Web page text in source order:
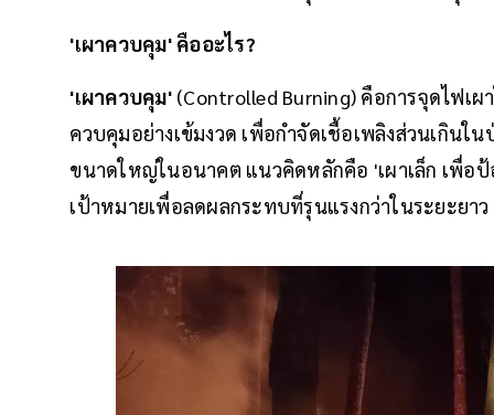
'เผาควบคุม' คืออะไร?
'เผาควบคุม'(Controlled Burning) คือการจุดไฟเ
ควบคุมอย่างเข้มงวด เพื่อกำจัดเชื้อเพลิงส่วนเกินใ
ขนาดใหญ่ในอนาคต แนวคิดหลักคือ 'เผาเล็ก เพื่อ
เป้าหมายเพื่อลดผลกระทบที่รุนแรงกว่าในระยะยาว